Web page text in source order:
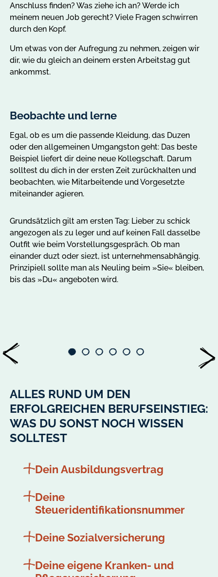
Anschluss finden? Was ziehe ich an? Werde ich
meinem neuen Job gerecht? Viele Fragen schwirren
durch den Kopf.
Um etwas von der Aufregung zu nehmen, zeigen wir
dir, wie du gleich an deinem ersten Arbeitstag gut
ankommst.
Slider
Slider
6
Slides
Slide
von
6
Beobachte und lerne
Egal, ob es um die passende Kleidung, das Duzen
oder den allgemeinen Umgangston geht: Das beste
Beispiel liefert dir deine neue Kollegschaft. Darum
solltest du dich in der ersten Zeit zurückhalten und
beobachten, wie Mitarbeitende und Vorgesetzte
miteinander agieren.
Grundsätzlich gilt am ersten Tag: Lieber zu schick
angezogen als zu leger und auf keinen Fall dasselbe
Outfit wie beim Vorstellungsgespräch. Ob man
einander duzt oder siezt, ist unternehmensabhängig.
Prinzipiell sollte man als Neuling beim »Sie« bleiben,
bis das »Du« angeboten wird.
ALLES RUND UM DEN
ERFOLGREICHEN BERUFSEINSTIEG:
WAS DU SONST NOCH WISSEN
SOLLTEST
Dein Ausbildungsvertrag
Deine
Steueridentifikationsnummer
Deine Sozialversicherung
Deine eigene Kranken- und